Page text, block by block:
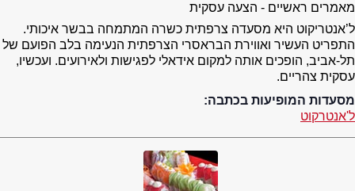
מאמרים ראשיים - הצעה עסקית
ל’אנטריקוט היא מסעדה צרפתית כשרה המתמחה בבשר איכותי.
התפריט העשיר ואווירת הבראסרי הצרפתית הנעימה בלב הפועם של
תל-אביב, הופכים אותה למקום אידאלי לפגישות ולאירועים. ועכשיו,
עסקית צהריים.
מסעדות המופיעות בכתבה:
ל'אנטרקוט